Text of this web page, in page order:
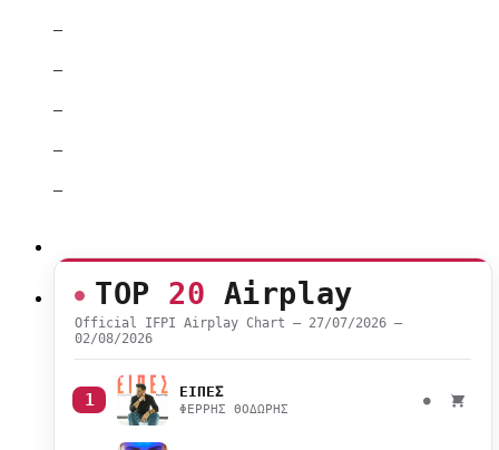
–
–
–
–
–
TOP 20 Airplay
Official IFPI Airplay Chart — 27/07/2026 –
02/08/2026
1 ΕΙΠΕΣ
ΦΕΡΡΗΣ ΘΟΔΩΡΗΣ
●